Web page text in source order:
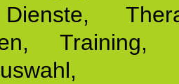
Training,